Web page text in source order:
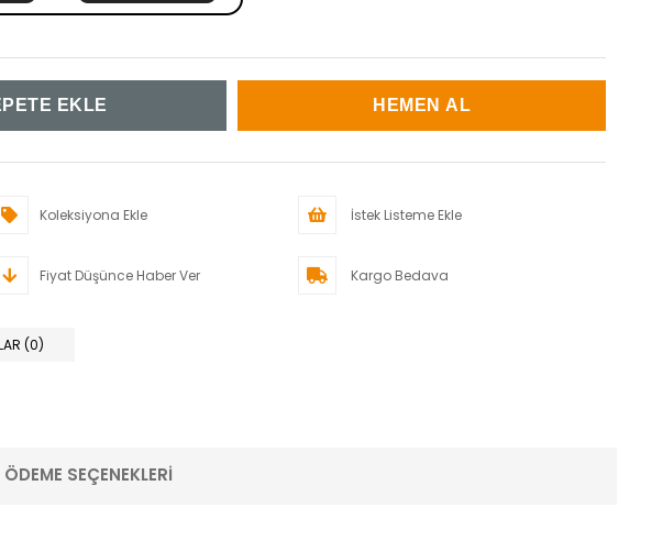
Koleksiyona Ekle İstek Listeme Ekle
Fiyat Düşünce Haber Ver Kargo Bedava
(0)
ÖDEME SEÇENEKLERI